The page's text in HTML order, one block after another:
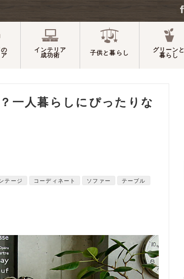
インテリア
成功術
子供と暮らし
グリーンと
暮らし
一人暮らしにぴったりな
テージ コーディネート ソファー
テーブル